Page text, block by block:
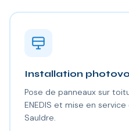
Installation
Pose de panneaux sur
ENEDIS et mise en
Sauldre.